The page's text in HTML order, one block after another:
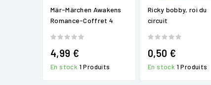
Mär-Märchen Awakens
Romance-Coffret 4
4,99 €
En stock 1 Produits
Ricky bobby, roi du
circuit
0,50 €
En stock 1 Produits